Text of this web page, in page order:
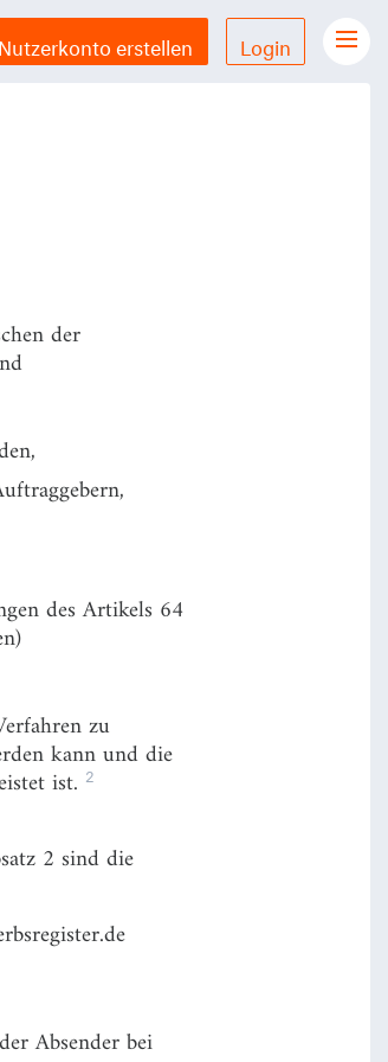
Nutzerkonto erstellen Login
Gesetze Übersicht
Datenschutzerklärung
der
des Artikels 64
zu
kann und die
ist. 2
2 sind die
Absender bei